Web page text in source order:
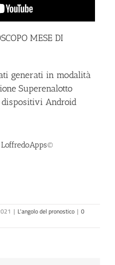
MESE DI
generati in modalità
Superenalotto
Android
LoffredoApps©
| L'angolo del pronostico | 0